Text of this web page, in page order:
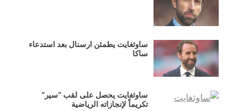
ساوثغايت يطمئن ارسنال بعد استدعاء
ساكا
ساوثغايت يحصل على لقب “سير”
تكريماً لإنجازاته الرياضية